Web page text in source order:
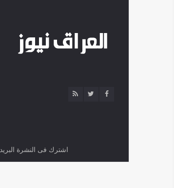
اشترك فى النشرة